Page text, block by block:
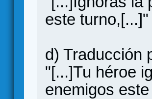
este turno,[...]"
d) Traducción
"[...]Tu héroe
enemigos